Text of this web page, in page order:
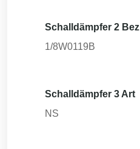
Schalldämpfer 2 Bez
1/8W0119B
Schalldämpfer 3 Art
NS